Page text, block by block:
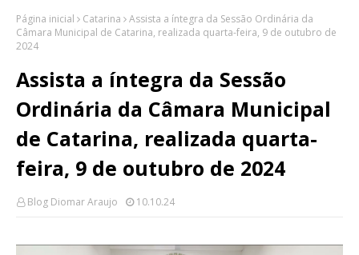
Página inicial Catarina
Assista a íntegra da Sessão Ordinária da
Câmara Municipal de Catarina, realizada quarta-feira, 9 de outubro de
2024
Assista a íntegra da Sessão
Ordinária da Câmara Municipal
de Catarina, realizada quarta-
feira, 9 de outubro de 2024
Blog Diomar Araujo 10.10.24